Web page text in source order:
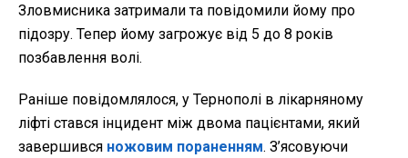
Зловмисника затримали та повідомили йому про
підозру. Тепер йому загрожує від 5 до 8 років
позбавлення волі.
Раніше повідомлялося, у Тернополі в лікарняному
ліфті стався інцидент між двома пацієнтами, який
завершився ножовим пораненням. З’ясовуючи